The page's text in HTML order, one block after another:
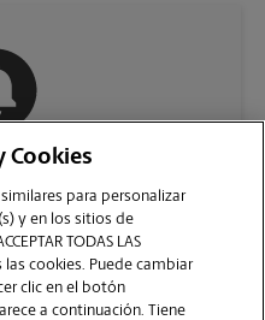
Cookies
para personalizar
y en los sitios de
TODAS LAS
las cookies. Puede cambiar
clic en el botón
a continuación. Tiene